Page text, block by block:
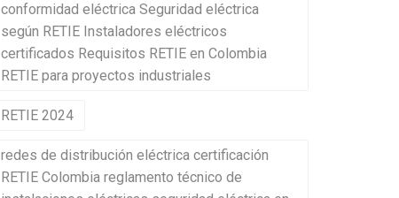
conformidad eléctrica Seguridad eléctrica
según RETIE Instaladores eléctricos
certificados Requisitos RETIE en Colombia
RETIE para proyectos industriales
RETIE 2024
redes de distribución eléctrica certificación
RETIE Colombia reglamento técnico de